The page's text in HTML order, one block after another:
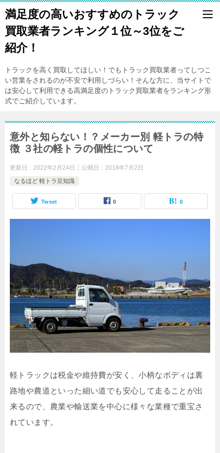
満足度の高いおすすめのトラック
買取業者ランキング１位～3位をご
紹介！
トラックを高く買取してほしい！でもトラック買取業者ってしつこ
い営業をされるのが不安で利用しづらい！そんな方に、当サイトで
は安心して利用できる高満足度のトラック買取業者をランキング形
式でご紹介しています。
意外と知らない！？メーカー別 軽トラの特
徴 ３社の軽トラの個性について
更新日： 2022年2月24日 公開日： 2018年7月2日
なるほど 軽トラ豆知識
Tweet 0 0
軽トラックは税金や維持費が安く、小柄なボディは裏
路地や農道といった細い道でも安心して走ることが出
来るので、農業や輸送業を中心に様々な業種で重宝さ
れています。